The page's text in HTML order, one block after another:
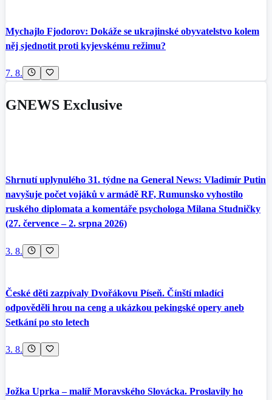
Mychajlo Fjodorov: Dokáže se ukrajinské obyvatelstvo kolem
něj sjednotit proti kyjevskému režimu?
7. 8.
GNEWS Exclusive
Shrnutí uplynulého 31. týdne na General News: Vladimír Putin
navyšuje počet vojáků v armádě RF, Rumunsko vyhostilo
ruského diplomata a komentáře psychologa Milana Studničky
(27. července – 2. srpna 2026)
3. 8.
České děti zazpívaly Dvořákovu Píseň. Čínští mladíci
odpověděli hrou na ceng a ukázkou pekingské opery aneb
Setkání po sto letech
3. 8.
Jožka Uprka – malíř Moravského Slovácka. Proslavily ho